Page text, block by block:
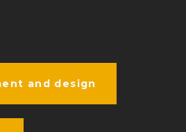
and design